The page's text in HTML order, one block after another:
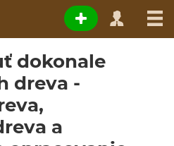
dokonale
dreva -
a